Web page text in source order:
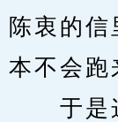
陈衷的
本不会跑
于是这